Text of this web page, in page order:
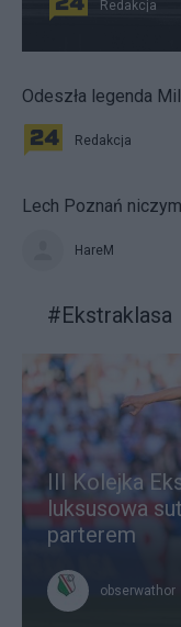
Redakcja
Odeszła legenda
Redakcja
Lech Poznań
HareM
#Ekstraklasa
III Kolejka
luksusowa
parterem
obserwathor